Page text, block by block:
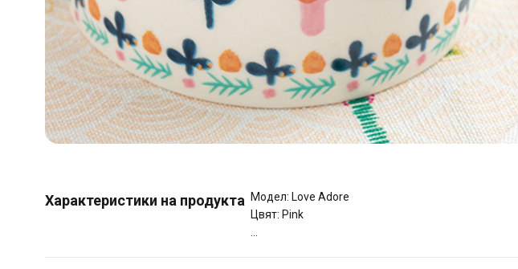
Характеристики на продукта
Модел: Love Adore
Цвят: Pink